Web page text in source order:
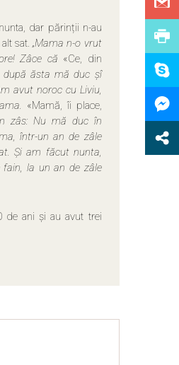
dar părinții n-au
alt sat.„Mama n-o vrut
Zâce că «Ce, din
după ăsta mă duc șî
avut noroc cu Liviu,
«Mamă, îi place,
zâs: Nu mă duc în
într-un an de zâle
Și am făcut nunta,
fain, la un an de zâle
de ani și au avut trei